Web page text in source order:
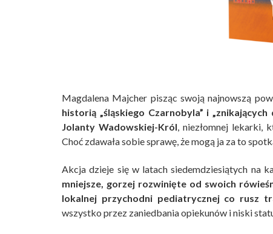
Magdalena Majcher pisząc swoją najnowszą
historią „śląskiego Czarnobyla” i
Jolanty Wadowskiej-Król, niezłomnej lekarki,
Choć zdawała sobie sprawę, że mogą ja za to
Akcja dzieje się w latach siedemdziesiątych na
mniejsze, gorzej rozwinięte od swoich
lokalnej przychodni pediatrycznej co rusz
wszystko przez zaniedbania opiekunów i niski